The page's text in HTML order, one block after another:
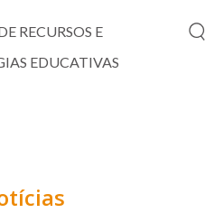
RECURSOS E
EDUCATIVAS